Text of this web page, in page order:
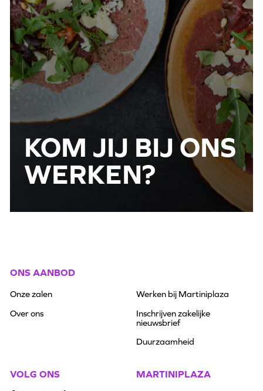
KOM JIJ BIJ ONS
WERKEN?
ONS AANBOD
Onze zalen
Over ons
Werken bij Martiniplaza
Inschrijven zakelijke
nieuwsbrief
Duurzaamheid
VOLG ONS MARTINIPLAZA